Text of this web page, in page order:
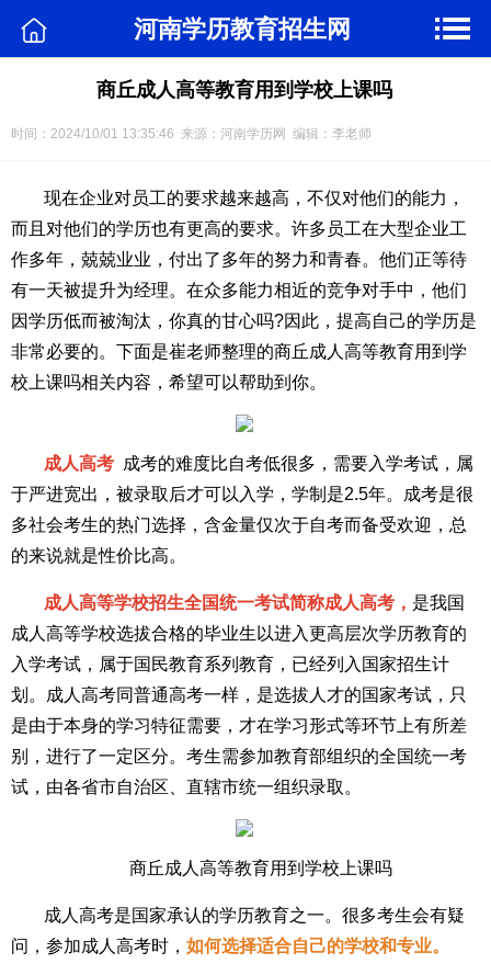
河南学历教育招生网
商丘成人高等教育用到学校上课吗
时间：2024/10/01 13:35:46 来源：河南学历网 编辑：李老师
现在企业对员工的要求越来越高，不仅对他们的能力，
而且对他们的学历也有更高的要求。许多员工在大型企业工
作多年，兢兢业业，付出了多年的努力和青春。他们正等待
有一天被提升为经理。在众多能力相近的竞争对手中，他们
因学历低而被淘汰，你真的甘心吗?因此，提高自己的学历是
非常必要的。下面是崔老师整理的商丘成人高等教育用到学
校上课吗相关内容，希望可以帮助到你。
成人高考 成考的难度比自考低很多，需要入学考试，属
于严进宽出，被录取后才可以入学，学制是2.5年。成考是很
多社会考生的热门选择，含金量仅次于自考而备受欢迎，总
的来说就是性价比高。
成人高等学校招生全国统一考试简称成人高考， 是我国
成人高等学校选拔合格的毕业生以进入更高层次学历教育的
入学考试，属于国民教育系列教育，已经列入国家招生计
划。成人高考同普通高考一样，是选拔人才的国家考试，只
是由于本身的学习特征需要，才在学习形式等环节上有所差
别，进行了一定区分。考生需参加教育部组织的全国统一考
试，由各省市自治区、直辖市统一组织录取。
商丘成人高等教育用到学校上课吗
成人高考是国家承认的学历教育之一。很多考生会有疑
问，参加成人高考时， 如何选择适合自己的学校和专业。